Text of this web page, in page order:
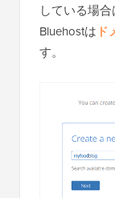
している場合
Bluehostは
す。